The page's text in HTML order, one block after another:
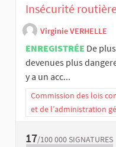
Insécurité
Virginie VERHELLE
ENREGISTRÉE De
devenues plus
y a un acc...
Commission des lois
et de l’administration
17/100 000 SIGNATURES